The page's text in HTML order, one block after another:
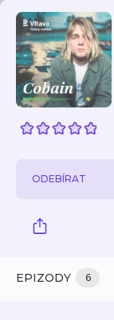
ODEBÍRAT
EPIZODY 6